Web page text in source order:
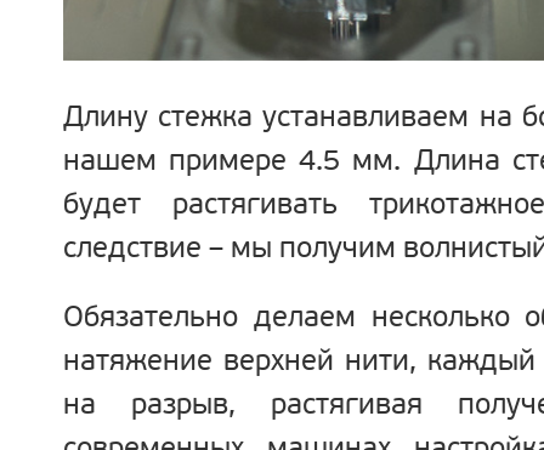
Длину стежка устанавливаем на
нашем примере 4.5 мм. Длина
будет растягивать
следствие – мы получим
Обязательно делаем несколько
натяжение верхней нити, каждый
на разрыв, растягивая